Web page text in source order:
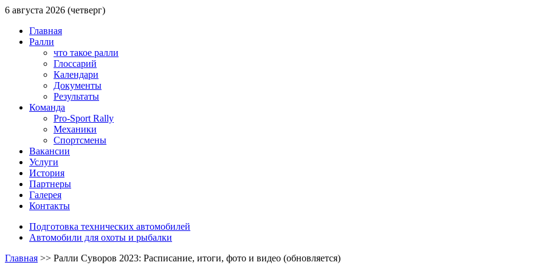
6 августа 2026 (четверг)
Главная
Ралли
что такое ралли
Глоссарий
Календари
Документы
Результаты
Команда
Pro-Sport Rally
Механики
Спортсмены
Вакансии
Услуги
История
Партнеры
Галерея
Контакты
Подготовка технических автомобилей
Автомобили для охоты и рыбалки
Главная >> Ралли Суворов 2023: Расписание, итоги, фото и видео (обновляется)